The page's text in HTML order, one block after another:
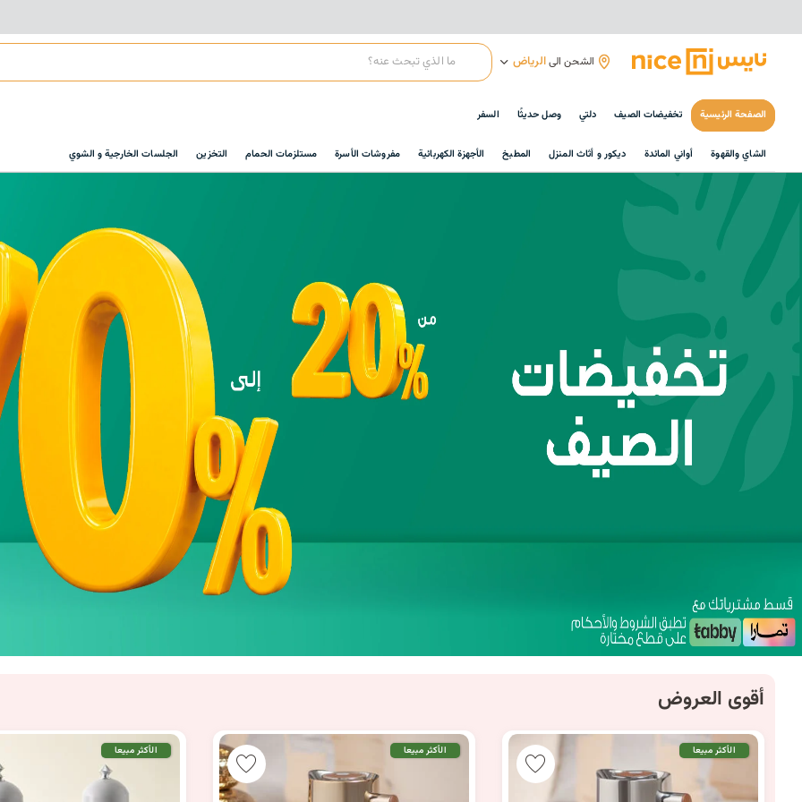
الشحن الىالرياض
الصفحة الرئيسية تخفيضات الصيف دلتي وصل حديثًا السفر
الشاي والقهوة أواني المائدة ديكور و أثاث المنزل المطبخ الأجهزة الكهربائية مفروشات الأسرة مستلزمات الحمام التخزين الجلسات الخارجية و الشوي
أقوى العروض
الأكثر مبيعا الأكثر مبيعا الأكثر مبيعا